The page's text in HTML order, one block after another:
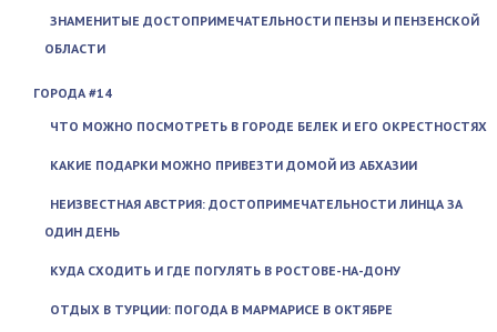
ЗНАМЕНИТЫЕ ДОСТОПРИМЕЧАТЕЛЬНОСТИ ПЕНЗЫ И ПЕНЗЕНСКОЙ
ОБЛАСТИ
ГОРОДА #14
ЧТО МОЖНО ПОСМОТРЕТЬ В ГОРОДЕ БЕЛЕК И ЕГО ОКРЕСТНОСТЯХ
КАКИЕ ПОДАРКИ МОЖНО ПРИВЕЗТИ ДОМОЙ ИЗ АБХАЗИИ
НЕИЗВЕСТНАЯ АВСТРИЯ: ДОСТОПРИМЕЧАТЕЛЬНОСТИ ЛИНЦА ЗА
ОДИН ДЕНЬ
КУДА СХОДИТЬ И ГДЕ ПОГУЛЯТЬ В РОСТОВЕ-НА-ДОНУ
ОТДЫХ В ТУРЦИИ: ПОГОДА В МАРМАРИСЕ В ОКТЯБРЕ